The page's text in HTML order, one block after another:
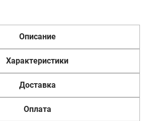
Описание
Характеристики
Доставка
Оплата